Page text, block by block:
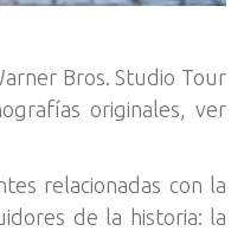
Bros. Studio Tour
originales, ver
relacionadas con la
de la historia: la